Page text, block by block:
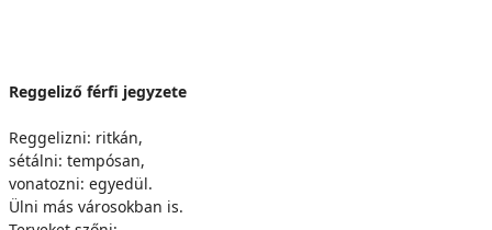
Reggeliző férfi jegyzete
Reggelizni: ritkán,
sétálni: tempósan,
vonatozni: egyedül.
Ülni más városokban is.